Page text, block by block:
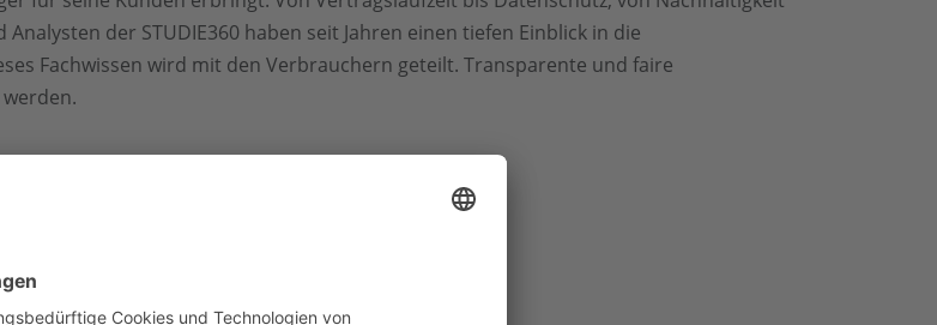
der STUDIE360 haben seit Jahren einen tiefen Einblick in die
Fachwissen wird mit den Verbrauchern geteilt. Transparente und faire
GmbH.html